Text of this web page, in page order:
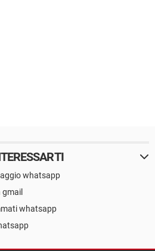
whatsapp
whatsapp